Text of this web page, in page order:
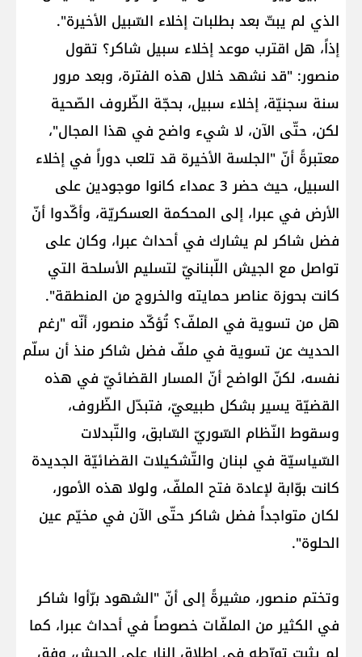
الذي لم يبتّ بعد بطلبات إخلاء السّبيل الأخيرة".
إذاً، هل اقترب موعد إخلاء سبيل شاكر؟ تقول
منصور: "قد نشهد خلال هذه الفترة، وبعد مرور
سنة سجنيّة، إخلاء سبيل، بحجّة الظّروف الصّحية
لكن، حتّى الآن، لا شيء واضح في هذا المجال"،
معتبرةً أنّ "الجلسة الأخيرة قد تلعب دوراً في إخلاء
السبيل، حيث حضر 3 عمداء كانوا موجودين على
الأرض في عبرا، إلى المحكمة العسكريّة، وأكّدوا أنّ
فضل شاكر لم يشارك في أحداث عبرا، وكان على
تواصل مع الجيش اللّبنانيّ لتسليم الأسلحة التي
كانت بحوزة عناصر حمايته والخروج من المنطقة".
هل من تسوية في الملفّ؟ تُؤكّد منصور، أنّه "رغم
الحديث عن تسوية في ملفّ فضل شاكر منذ أن سلّم
نفسه، لكنّ الواضح أنّ المسار القضائيّ في هذه
القضيّة يسير بشكل طبيعيّ، فتبدّل الظّروف،
وسقوط النّظام السّوريّ السّابق، والتّبدلات
السّياسيّة في لبنان والتّشكيلات القضائيّة الجديدة
كانت بوّابة لإعادة فتح الملفّ، ولولا هذه الأمور،
لكان متواجداً فضل شاكر حتّى الآن في مخيّم عين
الحلوة".
وتختم منصور، مشيرةً إلى أنّ "الشهود برّأوا شاكر
في الكثير من الملفّات خصوصاً في أحداث عبرا، كما